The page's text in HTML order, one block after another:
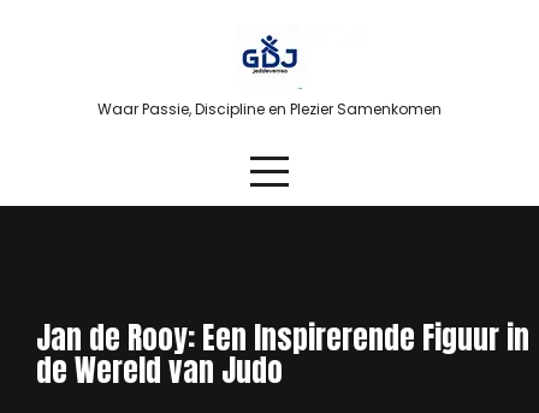
Waar Passie, Discipline en Plezier Samenkomen
Jan de Rooy: Een Inspirerende Figuur in
de Wereld van Judo